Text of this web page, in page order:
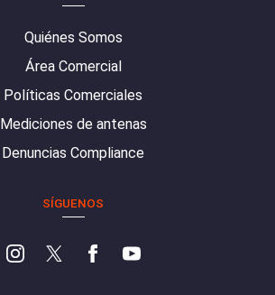
Quiénes Somos
Área Comercial
Políticas Comerciales
Mediciones de antenas
Denuncias Compliance
SÍGUENOS